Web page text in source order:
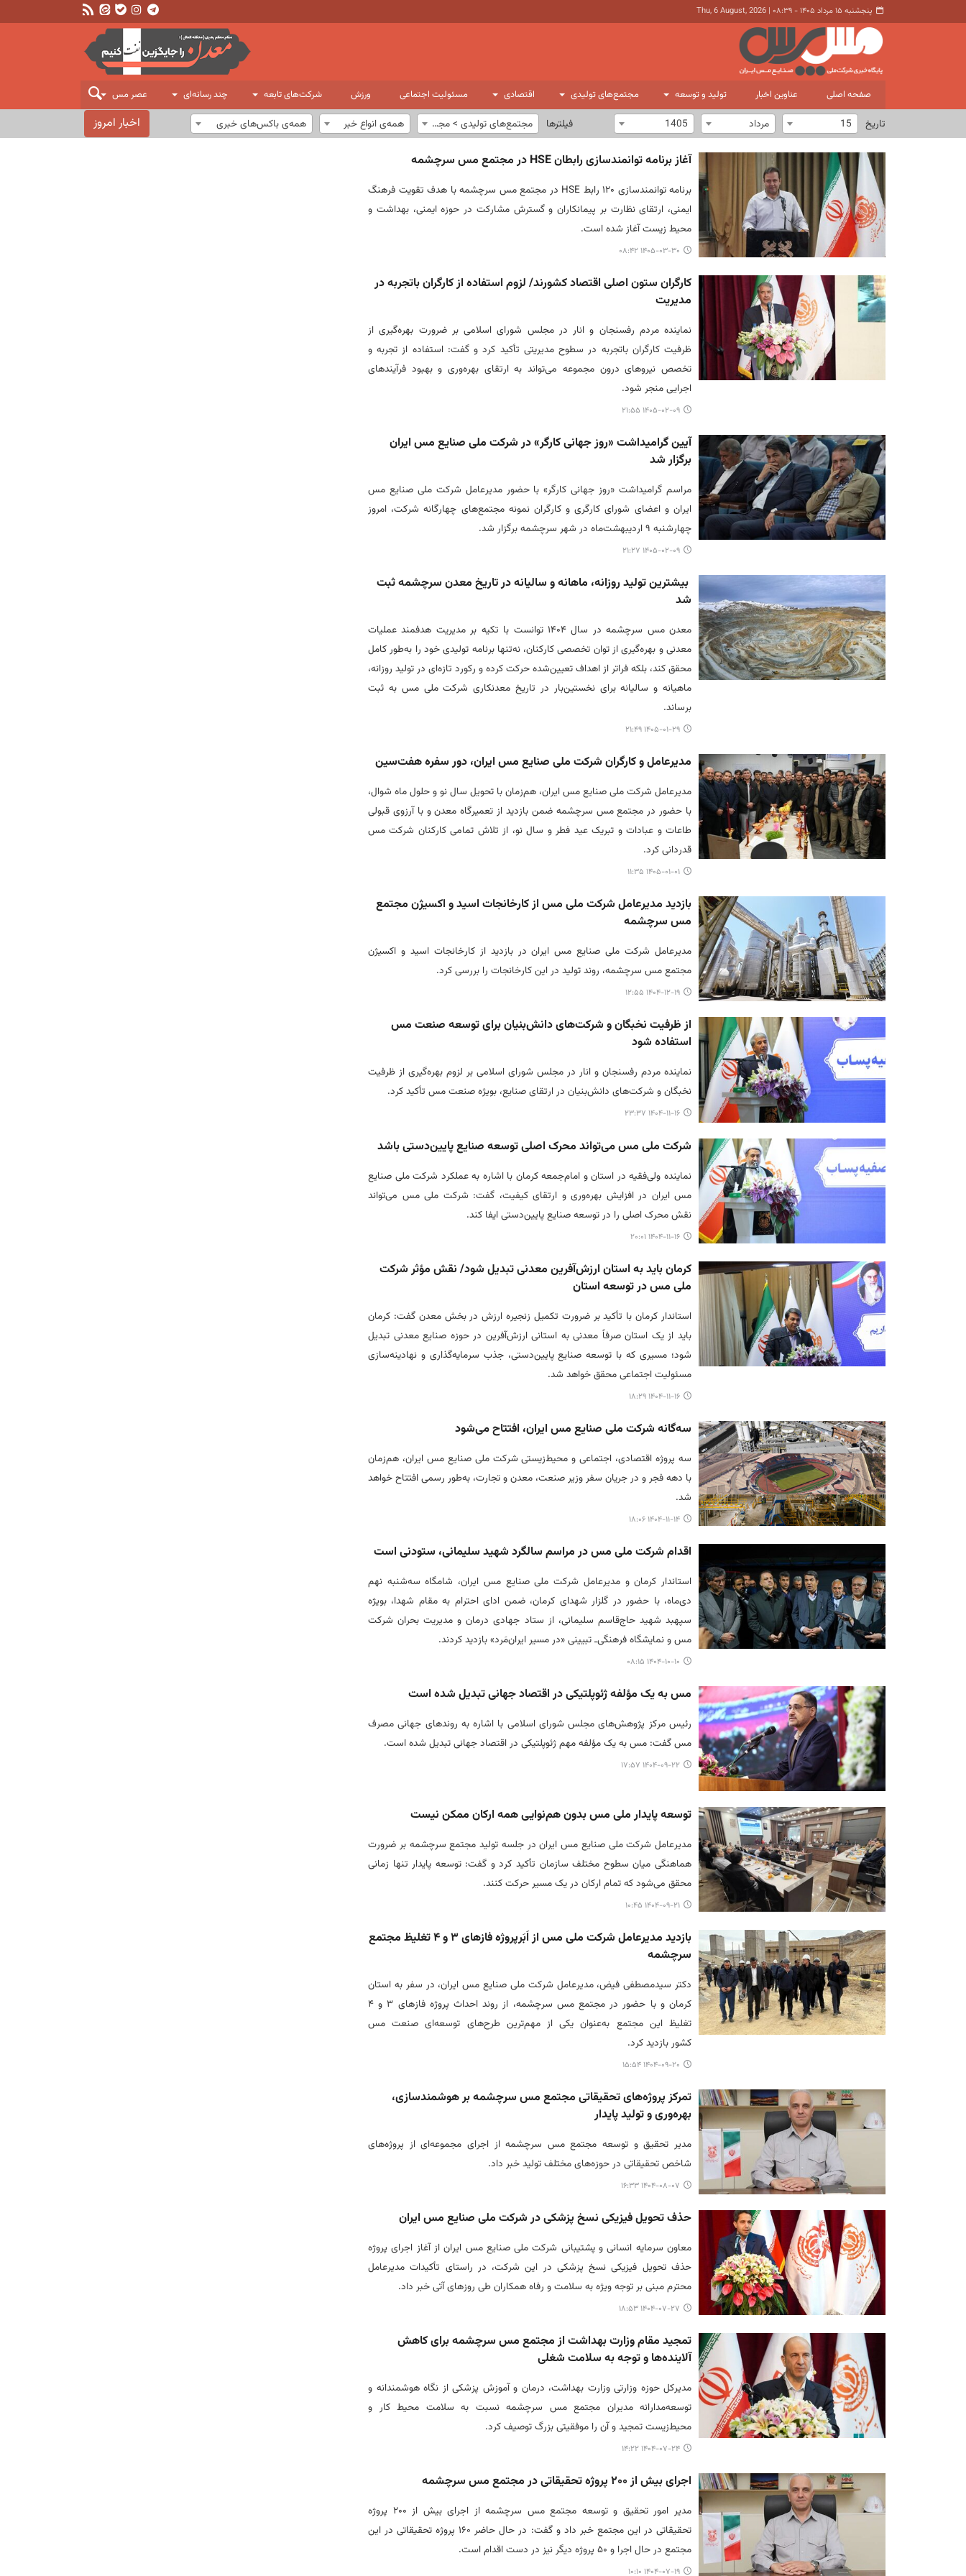
پنجشنبه ۱۵ مرداد ۱۴۰۵ - ۰۸:۳۹ |
Thu, 6 August, 2026
صفحه اصلی عناوین اخبار تولید و توسعه مجتمع‌های تولیدی اقتصادی مسئولیت اجتماعی ورزش شرکت‌های تابعه چند رسانه‌ای عصر مس
تاریخ 15 مرداد 1405 فیلترها مجتمع‌های تولیدی > مجتمع مس سرچشمه همه‌ی انواع خبر همه‌ی باکس‌های خبری اخبار امروز
آغاز برنامه توانمندسازی رابطان HSE در مجتمع مس سرچشمه
برنامه توانمندسازی ۱۲۰ رابط HSE در مجتمع مس سرچشمه با هدف تقویت فرهنگ
ایمنی، ارتقای نظارت بر پیمانکاران و گسترش مشارکت در حوزه ایمنی، بهداشت و
محیط زیست آغاز شده است.
۱۴۰۵-۰۳-۳۰ ۰۸:۴۲
کارگران ستون اصلی اقتصاد کشورند/ لزوم استفاده از کارگران باتجربه در
مدیریت
نماینده مردم رفسنجان و انار در مجلس شورای اسلامی بر ضرورت بهره‌گیری از
ظرفیت کارگران باتجربه در سطوح مدیریتی تأکید کرد و گفت: استفاده از تجربه و
تخصص نیروهای درون مجموعه می‌تواند به ارتقای بهره‌وری و بهبود فرآیندهای
اجرایی منجر شود.
۱۴۰۵-۰۲-۰۹ ۲۱:۵۵
آیین گرامیداشت «روز جهانی کارگر» در شرکت ملی صنایع مس ایران
برگزار شد
مراسم گرامیداشت «روز جهانی کارگر» با حضور مدیرعامل شرکت ملی صنایع مس
ایران و اعضای شورای کارگری و کارگران نمونه مجتمع‌های چهارگانه شرکت، امروز
چهارشنبه ۹ اردیبهشت‌ماه در شهر سرچشمه برگزار شد.
۱۴۰۵-۰۲-۰۹ ۲۱:۲۷
بیشترین تولید روزانه، ماهانه و سالیانه در تاریخ معدن سرچشمه ثبت
شد
معدن مس سرچشمه در سال ۱۴۰۴ توانست با تکیه بر مدیریت هدفمند عملیات
معدنی و بهره‌گیری از توان تخصصی کارکنان، نه‌تنها برنامه تولیدی خود را به‌طور کامل
محقق کند، بلکه فراتر از اهداف تعیین‌شده حرکت کرده و رکورد تازه‌ای در تولید روزانه،
ماهیانه و سالیانه برای نخستین‌بار در تاریخ معدنکاری شرکت ملی مس به ثبت
برساند.
۱۴۰۵-۰۱-۲۹ ۲۱:۴۹
مدیرعامل و کارگران شرکت ملی صنایع مس ایران، دور سفره هفت‌سین
مدیرعامل شرکت ملی صنایع مس ایران، هم‌زمان با تحویل سال نو و حلول ماه شوال،
با حضور در مجتمع مس سرچشمه ضمن بازدید از تعمیرگاه معدن و با آرزوی قبولی
طاعات و عبادات و تبریک عید فطر و سال نو، از تلاش تمامی کارکنان شرکت مس
قدردانی کرد.
۱۴۰۵-۰۱-۰۱ ۱۱:۳۵
بازدید مدیرعامل شرکت ملی مس از کارخانجات اسید و اکسیژن مجتمع
مس سرچشمه
مدیرعامل شرکت ملی صنایع مس ایران در بازدید از کارخانجات اسید و اکسیژن
مجتمع مس سرچشمه، روند تولید در این کارخانجات را بررسی کرد.
۱۴۰۴-۱۲-۱۹ ۱۲:۵۵
از ظرفیت نخبگان و شرکت‌های دانش‌بنیان برای توسعه صنعت مس
استفاده شود
نماینده مردم رفسنجان و انار در مجلس شورای اسلامی بر لزوم بهره‌گیری از ظرفیت
نخبگان و شرکت‌های دانش‌بنیان در ارتقای صنایع، بویژه صنعت مس تأکید کرد.
۱۴۰۴-۱۱-۱۶ ۲۳:۳۷
شرکت ملی مس می‌تواند محرک اصلی توسعه صنایع پایین‌دستی باشد
نماینده ولی‌فقیه در استان و امام‌جمعه کرمان با اشاره به عملکرد شرکت ملی صنایع
مس ایران در افزایش بهره‌وری و ارتقای کیفیت، گفت: شرکت ملی مس می‌تواند
نقش محرک اصلی را در توسعه صنایع پایین‌دستی ایفا کند.
۱۴۰۴-۱۱-۱۶ ۲۰:۰۱
کرمان باید به استان ارزش‌آفرین معدنی تبدیل شود/ نقش مؤثر شرکت
ملی مس در توسعه استان
استاندار کرمان با تأکید بر ضرورت تکمیل زنجیره ارزش در بخش معدن گفت: کرمان
باید از یک استان صرفاً معدنی به استانی ارزش‌آفرین در حوزه صنایع معدنی تبدیل
شود؛ مسیری که با توسعه صنایع پایین‌دستی، جذب سرمایه‌گذاری و نهادینه‌سازی
مسئولیت اجتماعی محقق خواهد شد.
۱۴۰۴-۱۱-۱۶ ۱۸:۲۹
سه‌گانه شرکت ملی صنایع مس ایران، افتتاح می‌شود
سه پروژه اقتصادی، اجتماعی و محیط‌زیستی شرکت ملی صنایع مس ایران، هم‌زمان
با دهه فجر و در جریان سفر وزیر صنعت، معدن و تجارت، به‌طور رسمی افتتاح خواهد
شد.
۱۴۰۴-۱۱-۱۴ ۱۸:۰۶
اقدام شرکت ملی مس در مراسم سالگرد شهید سلیمانی، ستودنی است
استاندار کرمان و مدیرعامل شرکت ملی صنایع مس ایران، شامگاه سه‌شنبه نهم
دی‌ماه، با حضور در گلزار شهدای کرمان، ضمن ادای احترام به مقام شهدا، بویژه
سپهبد شهید حاج‌قاسم سلیمانی، از ستاد جهادی درمان و مدیریت بحران شرکت
مس و نمایشگاه فرهنگی‌ـ‌ تبیینی «در مسیر ایران‌مَرد» بازدید کردند.
۱۴۰۴-۱۰-۱۰ ۰۸:۱۵
مس به یک مؤلفه ژئوپلتیکی در اقتصاد جهانی تبدیل شده است
رئیس مرکز پژوهش‌های مجلس شورای اسلامی با اشاره به روندهای جهانی مصرف
مس گفت: مس به یک مؤلفه مهم ژئوپلتیکی در اقتصاد جهانی تبدیل شده است.
۱۴۰۴-۰۹-۲۲ ۱۷:۵۷
توسعه پایدار ملی مس بدون هم‌نوایی همه ارکان ممکن نیست
مدیرعامل شرکت ملی صنایع مس ایران در جلسه تولید مجتمع سرچشمه بر ضرورت
هماهنگی میان سطوح مختلف سازمان تأکید کرد و گفت: توسعه پایدار تنها زمانی
محقق می‌شود که تمام ارکان در یک مسیر حرکت کنند.
۱۴۰۴-۰۹-۲۱ ۱۰:۴۵
بازدید مدیرعامل شرکت ملی مس از اَبَرپروژه فازهای ۳ و ۴ تغلیظ مجتمع
سرچشمه
دکتر سیدمصطفی فیض، مدیرعامل شرکت ملی صنایع مس ایران، در سفر به استان
کرمان و با حضور در مجتمع مس سرچشمه، از روند احداث پروژه فازهای ۳ و ۴
تغلیظ این مجتمع به‌عنوان یکی از مهم‌ترین طرح‌های توسعه‌ای صنعت مس
کشور بازدید کرد.
۱۴۰۴-۰۹-۲۰ ۱۵:۵۴
تمرکز پروژه‌های تحقیقاتی مجتمع مس سرچشمه بر هوشمندسازی،
بهره‌وری و تولید پایدار
مدیر تحقیق و توسعه مجتمع مس سرچشمه از اجرای مجموعه‌ای از پروژه‌های
شاخص تحقیقاتی در حوزه‌های مختلف تولید خبر داد.
۱۴۰۴-۰۸-۰۷ ۱۶:۳۳
حذف تحویل فیزیکی نسخ پزشکی در شرکت ملی صنایع مس ایران
معاون سرمایه انسانی و پشتیبانی شرکت ملی صنایع مس ایران از آغاز اجرای پروژه
حذف تحویل فیزیکی نسخ پزشکی در این شرکت، در راستای تأکیدات مدیرعامل
محترم مبنی بر توجه ویژه به سلامت و رفاه همکاران طی روزهای آتی خبر داد.
۱۴۰۴-۰۷-۲۷ ۱۸:۵۳
تمجید مقام وزارت بهداشت از مجتمع مس سرچشمه برای کاهش
آلاینده‌ها و توجه به سلامت شغلی
مدیرکل حوزه وزارتی وزارت بهداشت، درمان و آموزش پزشکی از نگاه هوشمندانه و
توسعه‌مدارانه مدیران مجتمع مس سرچشمه نسبت به سلامت محیط کار و
محیط‌زیست تمجید و آن را موفقیتی بزرگ توصیف کرد.
۱۴۰۴-۰۷-۲۴ ۱۴:۲۲
اجرای بیش از ۲۰۰ پروژه تحقیقاتی در مجتمع مس سرچشمه
مدیر امور تحقیق و توسعه مجتمع مس سرچشمه از اجرای بیش از ۲۰۰ پروژه
تحقیقاتی در این مجتمع خبر داد و گفت: در حال حاضر ۱۶۰ پروژه تحقیقاتی در این
مجتمع در حال اجرا و ۵۰ پروژه دیگر نیز در دست اقدام است.
۱۴۰۴-۰۷-۱۹ ۱۰:۱۰